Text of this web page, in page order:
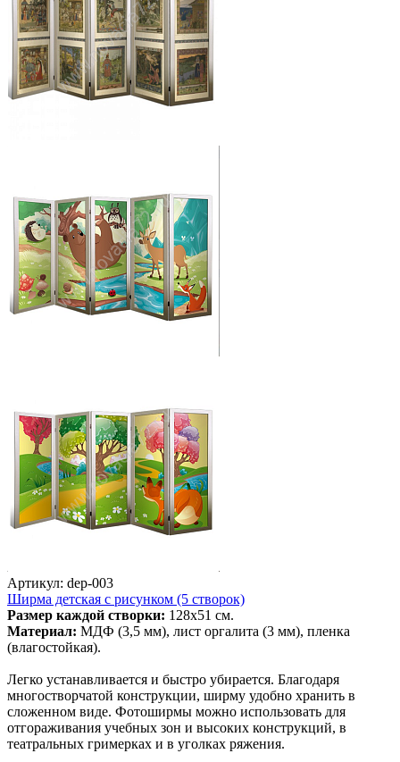
Артикул: dep-003
Ширма детская с рисунком (5 створок)
Размер каждой створки: 128х51 см.
Материал: МДФ (3,5 мм), лист оргалита (3 мм), пленка
(влагостойкая).
Легко устанавливается и быстро убирается. Благодаря
многостворчатой конструкции, ширму удобно хранить в
сложенном виде. Фотоширмы можно использовать для
отгораживания учебных зон и высоких конструкций, в
театральных гримерках и в уголках ряжения.